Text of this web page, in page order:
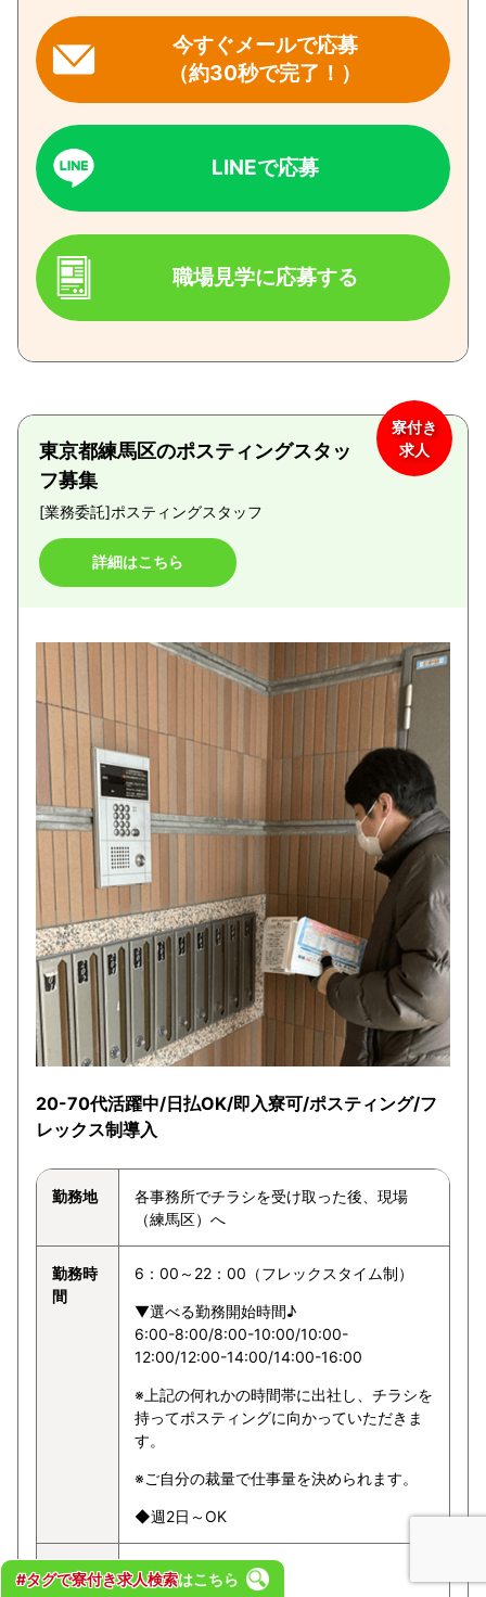
今すぐメールで応募
（約30秒で完了！）
LINEで応募
職場見学に応募する
東京都練馬区のポスティングスタッ
フ募集
[業務委託]ポスティングスタッフ
詳細はこちら
寮付き
求人
20-70代活躍中/日払OK/即入寮可/ポスティング/フ
レックス制導入
勤務地
各事務所でチラシを受け取った後、現場
（練馬区）へ
勤務時
間
6：00～22：00（フレックスタイム制）
▼選べる勤務開始時間♪
6:00-8:00/8:00-10:00/10:00-
12:00/12:00-14:00/14:00-16:00
※上記の何れかの時間帯に出社し、チラシを
持ってポスティングに向かっていただきま
す。
※ご自分の裁量で仕事量を決められます。
◆週2日～OK
給与 1ポスト3～8円
#タグで寮付き求人検索はこちら